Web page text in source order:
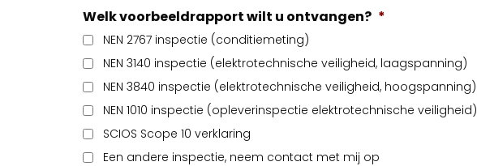
Welk voorbeeldrapport wilt u ontvangen? *
NEN 2767 inspectie (conditiemeting)
NEN 3140 inspectie (elektrotechnische veiligheid, laagspanning)
NEN 3840 inspectie (elektrotechnische veiligheid, hoogspanning)
NEN 1010 inspectie (opleverinspectie elektrotechnische veiligheid)
SCIOS Scope 10 verklaring
Een andere inspectie, neem contact met mij op